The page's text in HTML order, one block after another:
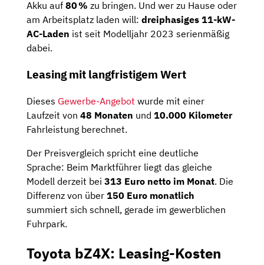
Akku auf 80 % zu bringen. Und wer zu Hause oder
am Arbeitsplatz laden will: dreiphasiges 11-kW-
AC-Laden ist seit Modelljahr 2023 serienmäßig
dabei.
Leasing mit langfristigem Wert
Dieses Gewerbe-Angebot wurde mit einer
Laufzeit von 48 Monaten und 10.000 Kilometer
Fahrleistung berechnet.
Der Preisvergleich spricht eine deutliche
Sprache: Beim Marktführer liegt das gleiche
Modell derzeit bei 313 Euro netto im Monat. Die
Differenz von über 150 Euro monatlich
summiert sich schnell, gerade im gewerblichen
Fuhrpark.
Toyota bZ4X: Leasing-Kosten